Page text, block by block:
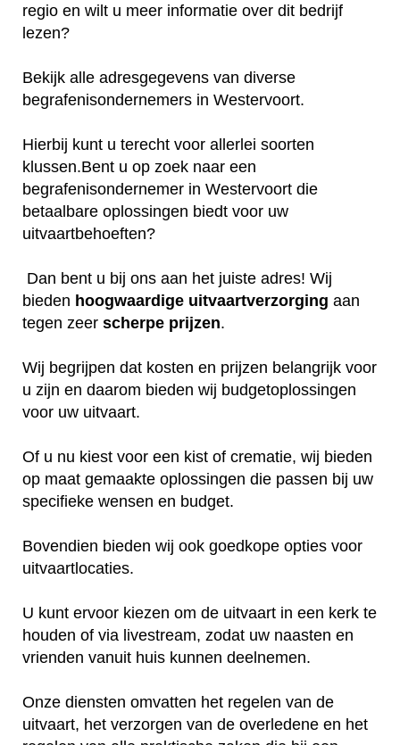
regio en wilt u meer informatie over dit bedrijf
lezen?
Bekijk alle adresgegevens van diverse
begrafenisondernemers in Westervoort.
Hierbij kunt u terecht voor allerlei soorten
klussen.Bent u op zoek naar een
begrafenisondernemer in Westervoort die
betaalbare oplossingen biedt voor uw
uitvaartbehoeften?
Dan bent u bij ons aan het juiste adres! Wij
bieden hoogwaardige uitvaartverzorging aan
tegen zeer scherpe prijzen.
Wij begrijpen dat kosten en prijzen belangrijk voor
u zijn en daarom bieden wij budgetoplossingen
voor uw uitvaart.
Of u nu kiest voor een kist of crematie, wij bieden
op maat gemaakte oplossingen die passen bij uw
specifieke wensen en budget.
Bovendien bieden wij ook goedkope opties voor
uitvaartlocaties.
U kunt ervoor kiezen om de uitvaart in een kerk te
houden of via livestream, zodat uw naasten en
vrienden vanuit huis kunnen deelnemen.
Onze diensten omvatten het regelen van de
uitvaart, het verzorgen van de overledene en het